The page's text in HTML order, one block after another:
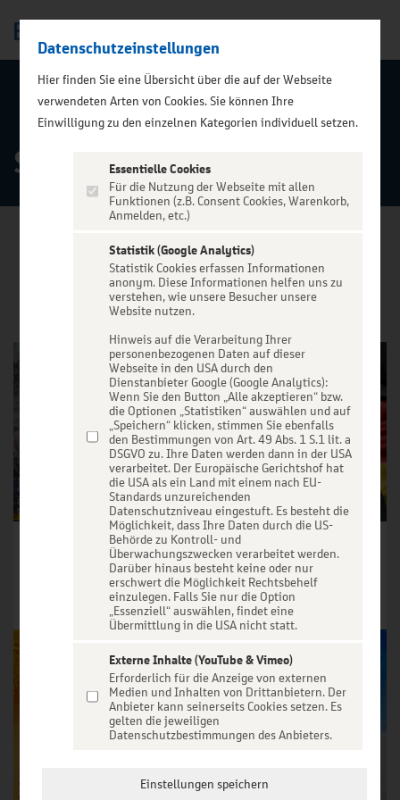
ZURÜCK ZUR STARTSEITE
Schlager & Volksm.
VERANSTALTUNGEN
OLÉ Party-Tour - Die größte Mallorca Party-Tour der Welt
Tickets ab € 41,90
Tickets ab € 64,90
Tickets
Datenschutzeinstellungen
Hier finden Sie eine Übersicht über die auf der Webseite
verwendeten Arten von Cookies. Sie können Ihre
Einwilligung zu den einzelnen Kategorien individuell setzen.
Essentielle Cookies
Für die Nutzung der Webseite mit allen
Funktionen (z.B. Consent Cookies, Warenkorb,
Anmelden, etc.)
Statistik (Google Analytics)
Statistik Cookies erfassen Informationen
anonym. Diese Informationen helfen uns zu
verstehen, wie unsere Besucher unsere
Website nutzen.
Hinweis auf die Verarbeitung Ihrer
personenbezogenen Daten auf dieser
Webseite in den USA durch den
Dienstanbieter Google (Google Analytics):
Wenn Sie den Button „Alle akzeptieren“ bzw.
die Optionen „Statistiken“ auswählen und auf
„Speichern“ klicken, stimmen Sie ebenfalls
den Bestimmungen von Art. 49 Abs. 1 S.1 lit. a
DSGVO zu. Ihre Daten werden dann in der USA
verarbeitet. Der Europäische Gerichtshof hat
die USA als ein Land mit einem nach EU-
Standards unzureichenden
Datenschutzniveau eingestuft. Es besteht die
Möglichkeit, dass Ihre Daten durch die US-
Behörde zu Kontroll- und
Überwachungszwecken verarbeitet werden.
Darüber hinaus besteht keine oder nur
erschwert die Möglichkeit Rechtsbehelf
einzulegen. Falls Sie nur die Option
„Essenziell“ auswählen, findet eine
Übermittlung in die USA nicht statt.
Externe Inhalte (YouTube & Vimeo)
Erforderlich für die Anzeige von externen
Medien und Inhalten von Drittanbietern. Der
Anbieter kann seinerseits Cookies setzen. Es
gelten die jeweiligen
Datenschutzbestimmungen des Anbieters.
Einstellungen speichern